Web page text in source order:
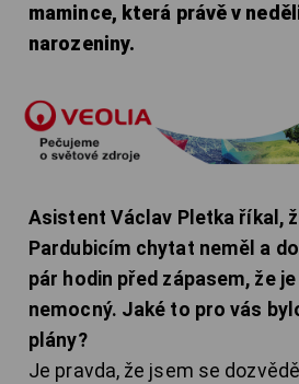
mamince, která právě v
narozeniny.
Asistent Václav Pletka říkal,
Pardubicím chytat neměl a
pár hodin před zápasem, že
nemocný. Jaké to pro vás
plány?
Je pravda, že jsem se